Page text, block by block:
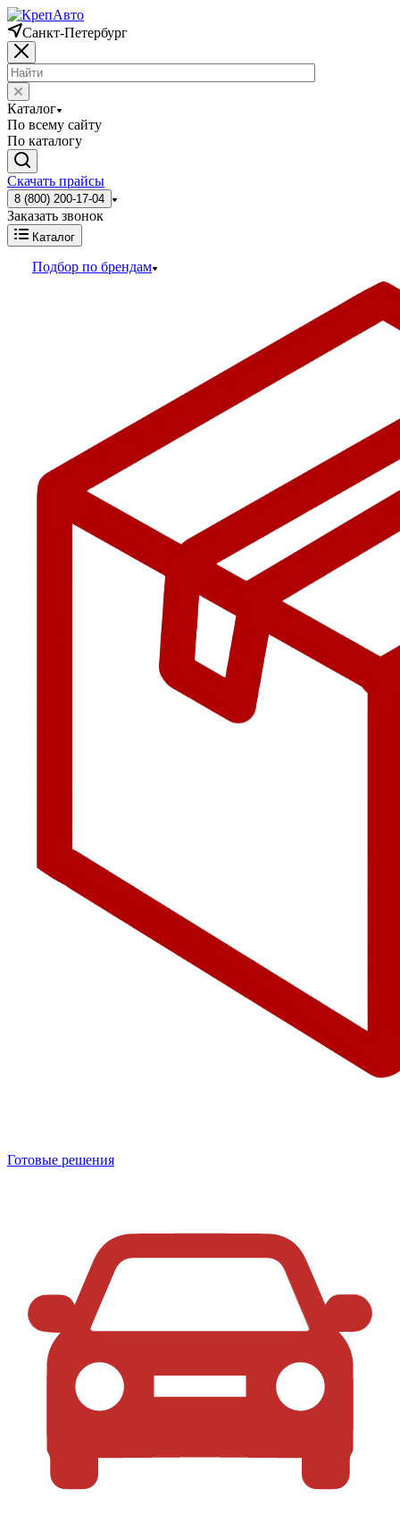
Санкт-Петербург
Каталог
По всему сайту
По каталогу
Скачать прайсы
8 (800) 200-17-04
Заказать звонок
Каталог
Подбор по брендам
Готовые решения